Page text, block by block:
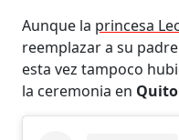
Aunque la princesa
reemplazar a su
esta vez tampoco
la ceremonia en Quito